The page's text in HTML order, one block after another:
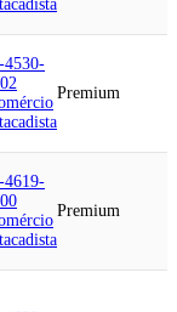
4530-
Premium
4619-
Premium